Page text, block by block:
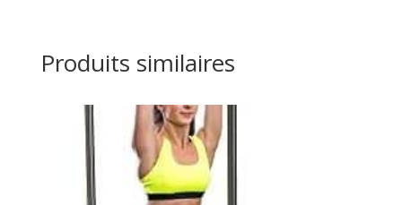
Produits similaires